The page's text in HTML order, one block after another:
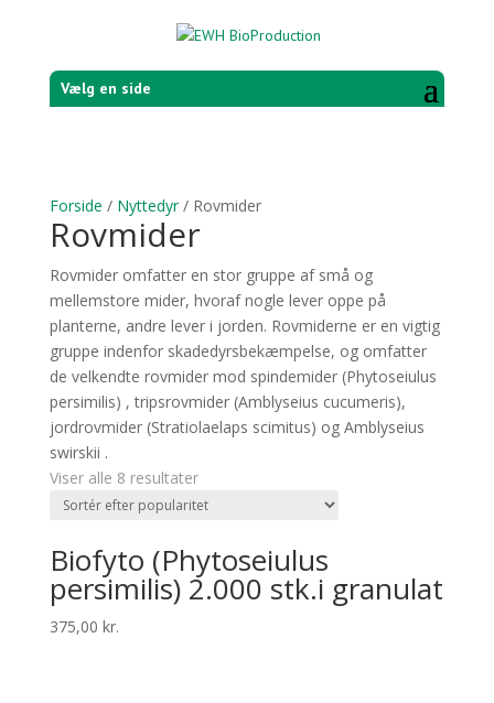
Vælg en side
Forside / Nyttedyr/ Rovmider
Rovmider
Rovmider omfatter en stor gruppe af små og
mellemstore mider, hvoraf nogle lever oppe på
planterne, andre lever i jorden. Rovmiderne er en vigtig
gruppe indenfor skadedyrsbekæmpelse, og omfatter
de velkendte rovmider mod spindemider (Phytoseiulus
persimilis) , tripsrovmider (Amblyseius cucumeris),
jordrovmider (Stratiolaelaps scimitus) og Amblyseius
swirskii .
Viser alle 8 resultater
Biofyto (Phytoseiulus
persimilis) 2.000 stk.i granulat
375,00 kr.